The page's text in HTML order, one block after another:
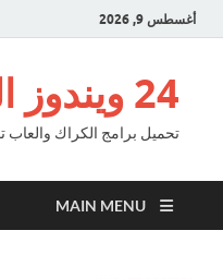
أغسطس 9, 2026
24 ويندوز الكراك
تحميل برامج الكراك والعاب
MAIN MENU